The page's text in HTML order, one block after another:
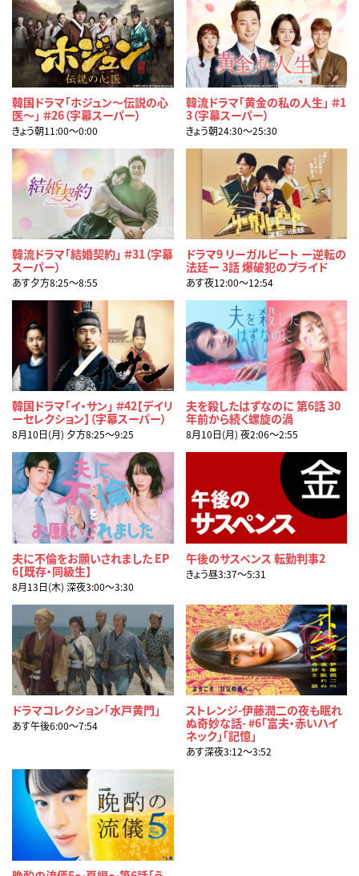
韓国ドラマ「ホジュン～伝説の心
医～」 ＃26（字幕スーパー）
きょう朝11:00〜0:00
韓流ドラマ「黄金の私の人生」 ＃1
3（字幕スーパー）
きょう朝24:30〜25:30
韓流ドラマ「結婚契約」 ＃31（字幕
スーパー）
あす夕方8:25〜8:55
ドラマ9 リーガルビート ー逆転の
法廷ー 3話 爆破犯のプライド
あす夜12:00〜12:54
韓国ドラマ「イ・サン」 ＃42【デイリ
ーセレクション】（字幕スーパー）
8月10日(月) 夕方8:25〜9:25
夫を殺したはずなのに 第6話 30
年前から続く螺旋の渦
8月10日(月) 夜2:06〜2:55
夫に不倫をお願いされました EP
6【既存・同級生】
8月13日(木) 深夜3:00〜3:30
午後のサスペンス 転勤判事2
きょう昼3:37〜5:31
ドラマコレクション「水戸黄門」
あす午後6:00〜7:54
ストレンジ-伊藤潤二の夜も眠れ
ぬ奇妙な話- #6「富夫・赤いハイ
ネック」「記憶」
あす深夜3:12〜3:52